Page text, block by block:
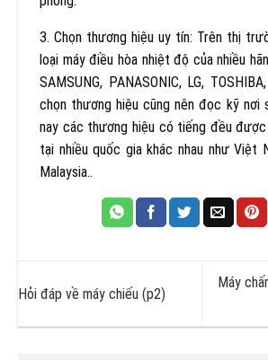
3. Chọn thương hiệu uy tín: Trên thị
loại máy điều hòa nhiệt độ của nhiều
SAMSUNG, PANASONIC, LG,
chọn thương hiệu cũng nên đọc kỹ nơi
nay các thương hiệu có tiếng đều
tại nhiều quốc gia khác nhau như Việt
Malaysia..
Hỏi đáp về máy chiếu (p2)
Máy